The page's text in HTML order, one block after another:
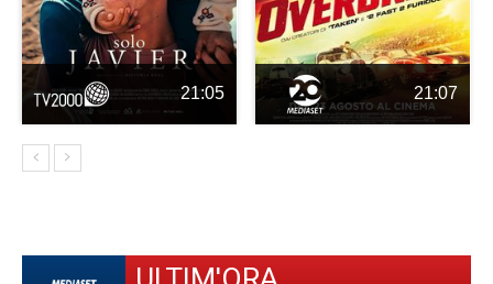
21:05 21:07